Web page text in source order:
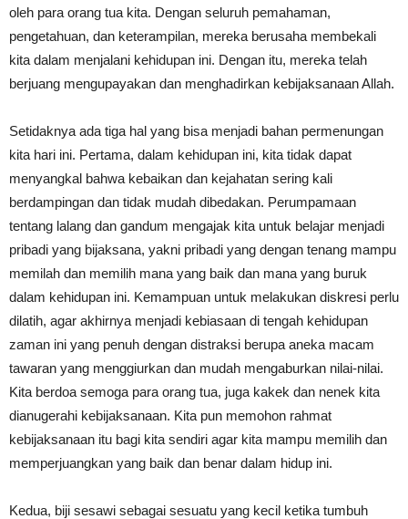
oleh para orang tua kita. Dengan seluruh pemahaman,
pengetahuan, dan keterampilan, mereka berusaha membekali
kita dalam menjalani kehidupan ini. Dengan itu, mereka telah
berjuang mengupayakan dan menghadirkan kebijaksanaan Allah.
Setidaknya ada tiga hal yang bisa menjadi bahan permenungan
kita hari ini. Pertama, dalam kehidupan ini, kita tidak dapat
menyangkal bahwa kebaikan dan kejahatan sering kali
berdampingan dan tidak mudah dibedakan. Perumpamaan
tentang lalang dan gandum mengajak kita untuk belajar menjadi
pribadi yang bijaksana, yakni pribadi yang dengan tenang mampu
memilah dan memilih mana yang baik dan mana yang buruk
dalam kehidupan ini. Kemampuan untuk melakukan diskresi perlu
dilatih, agar akhirnya menjadi kebiasaan di tengah kehidupan
zaman ini yang penuh dengan distraksi berupa aneka macam
tawaran yang menggiurkan dan mudah mengaburkan nilai-nilai.
Kita berdoa semoga para orang tua, juga kakek dan nenek kita
dianugerahi kebijaksanaan. Kita pun memohon rahmat
kebijaksanaan itu bagi kita sendiri agar kita mampu memilih dan
memperjuangkan yang baik dan benar dalam hidup ini.
Kedua, biji sesawi sebagai sesuatu yang kecil ketika tumbuh